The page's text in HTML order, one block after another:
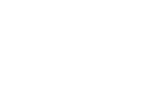
bieden je voeten
je minder snel
perfect voor een
voor dagelijks